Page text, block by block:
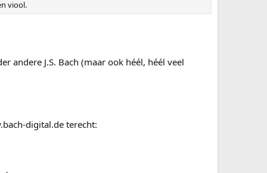
viool.
andere J.S. Bach (maar ook héél, héél veel
digital.de terecht: